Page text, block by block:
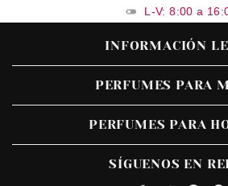
L-V: 8:00 a
INFORMACIÓN
PERFUMES PARA
PERFUMES PARA
SÍGUENOS EN